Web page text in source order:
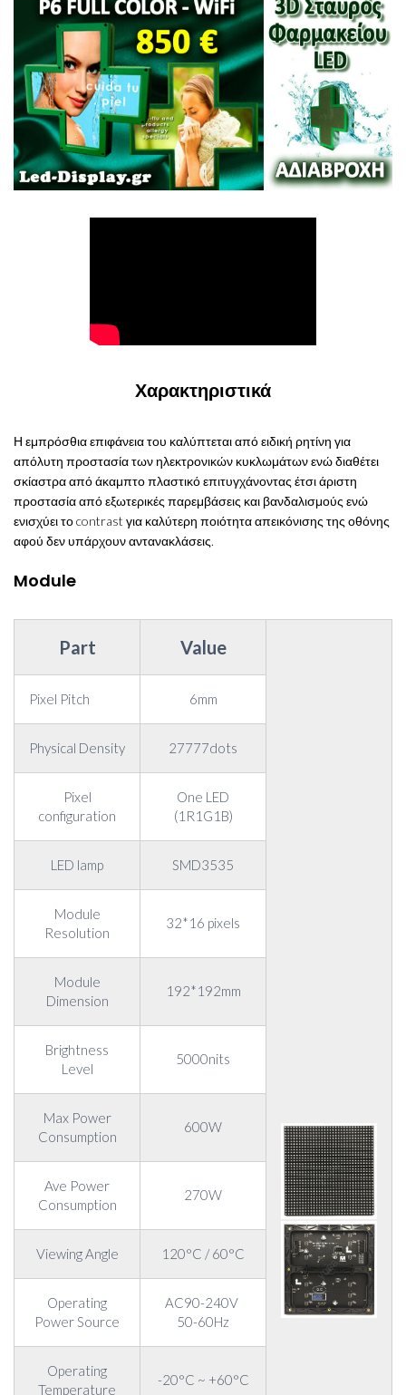
Χαρακτηριστικά
Η εμπρόσθια επιφάνεια του καλύπτεται από ειδική ρητίνη για
απόλυτη προστασία των ηλεκτρονικών κυκλωμάτων ενώ διαθέτει
σκίαστρα από άκαμπτο πλαστικό επιτυγχάνοντας έτσι άριστη
προστασία από εξωτερικές παρεμβάσεις και βανδαλισμούς ενώ
ενισχύει το contrast για καλύτερη ποιότητα απεικόνισης της οθόνης
αφού δεν υπάρχουν αντανακλάσεις.
Module
Part Value
Pixel Pitch 6mm
Physical Density 27777dots
Pixel
configuration
One LED
(1R1G1B)
LED lamp SMD3535
Module
Resolution
32*16 pixels
Module
Dimension
192*192mm
Brightness
Level
5000nits
Max Power
Consumption
600W
Ave Power
Consumption
270W
Viewing Angle 120°C / 60°C
Operating
Power Source
AC90-240V
50-60Hz
Operating
Temperature
-20°C ~ +60°C